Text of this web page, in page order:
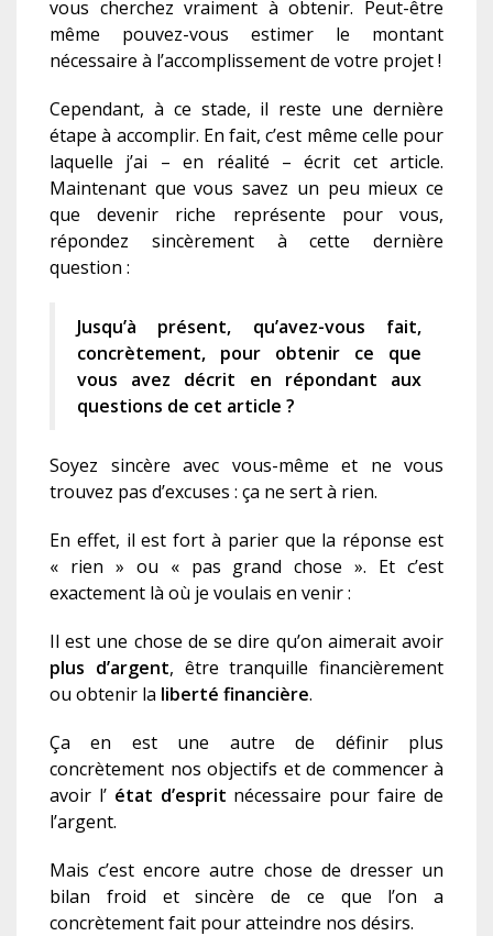
vous cherchez vraiment à obtenir. Peut-être
même pouvez-vous estimer le montant
nécessaire à l’accomplissement de votre projet !
Cependant, à ce stade, il reste une dernière
étape à accomplir. En fait, c’est même celle pour
laquelle j’ai – en réalité – écrit cet article.
Maintenant que vous savez un peu mieux ce
que devenir riche représente pour vous,
répondez sincèrement à cette dernière
question :
Jusqu’à présent, qu’avez-vous fait,
concrètement, pour obtenir ce que
vous avez décrit en répondant aux
questions de cet article ?
Soyez sincère avec vous-même et ne vous
trouvez pas d’excuses : ça ne sert à rien.
En effet, il est fort à parier que la réponse est
« rien » ou « pas grand chose ». Et c’est
exactement là où je voulais en venir :
Il est une chose de se dire qu’on aimerait avoir
plus d’argent, être tranquille financièrement
ou obtenir la liberté financière.
Ça en est une autre de définir plus
concrètement nos objectifs et de commencer à
avoir l’ état d’esprit nécessaire pour faire de
l’argent.
Mais c’est encore autre chose de dresser un
bilan froid et sincère de ce que l’on a
concrètement fait pour atteindre nos désirs.